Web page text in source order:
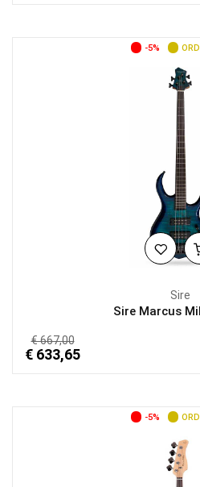
-5%
Sire
Sire Marcus
€ 667,00
€ 633,65
-5%